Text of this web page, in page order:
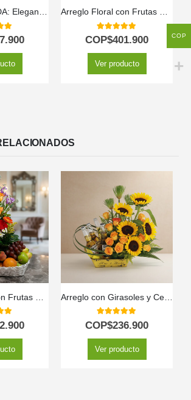
Caja Floral GIADA: Elegante Caja con 18 Rosas Frescas 🌹
of 5
Arreglo Floral con Frutas Platonia
5.00out of 5
COP$401.900
Ver producto
of 5 5.00out of 5
COP$236.900
Ver producto
COP